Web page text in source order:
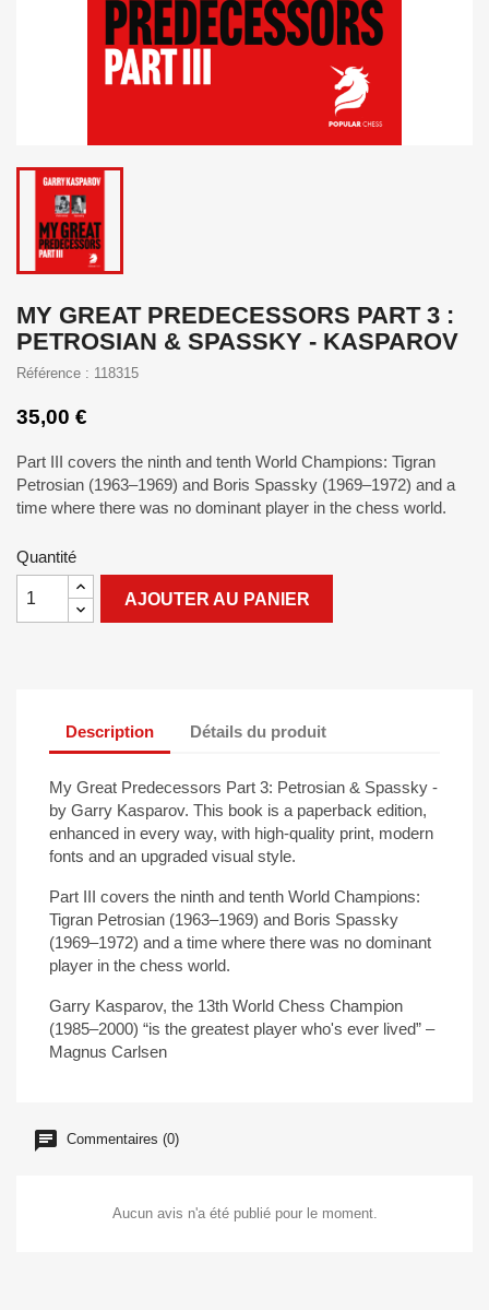
MY GREAT PREDECESSORS PART 3 :
PETROSIAN & SPASSKY - KASPAROV
Référence : 118315
35,00 €
Part III covers the ninth and tenth World Champions: Tigran
Petrosian (1963–1969) and Boris Spassky (1969–1972) and a
time where there was no dominant player in the chess world.
Quantité
AJOUTER AU PANIER
Description Détails du produit
My Great Predecessors Part 3: Petrosian & Spassky -
by Garry Kasparov. This book is a paperback edition,
enhanced in every way, with high-quality print, modern
fonts and an upgraded visual style.
Part III covers the ninth and tenth World Champions:
Tigran Petrosian (1963–1969) and Boris Spassky
(1969–1972) and a time where there was no dominant
player in the chess world.
Garry Kasparov, the 13th World Chess Champion
(1985–2000) “is the greatest player who's ever lived” –
Magnus Carlsen
Commentaires (0)
Aucun avis n'a été publié pour le moment.